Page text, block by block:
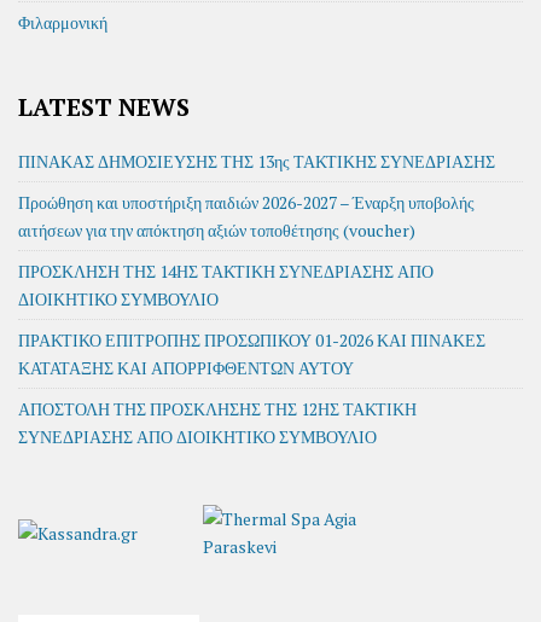
Φιλαρμονική
LATEST NEWS
ΠΙΝΑΚΑΣ ΔΗΜΟΣΙΕΥΣΗΣ ΤΗΣ 13ης ΤΑΚΤΙΚΗΣ ΣΥΝΕΔΡΙΑΣΗΣ
Προώθηση και υποστήριξη παιδιών 2026-2027 – Έναρξη υποβολής
αιτήσεων για την απόκτηση αξιών τοποθέτησης (voucher)
ΠΡΟΣΚΛΗΣΗ ΤΗΣ 14ΗΣ ΤΑΚΤΙΚΗ ΣΥΝΕΔΡΙΑΣΗΣ ΑΠΟ
ΔΙΟΙΚΗΤΙΚΟ ΣΥΜΒΟΥΛΙΟ
ΠΡΑΚΤΙΚΟ ΕΠΙΤΡΟΠΗΣ ΠΡΟΣΩΠΙΚΟΥ 01-2026 ΚΑΙ ΠΙΝΑΚΕΣ
ΚΑΤΑΤΑΞΗΣ ΚΑΙ ΑΠΟΡΡΙΦΘΕΝΤΩΝ ΑΥΤΟΥ
ΑΠΟΣΤΟΛΗ ΤΗΣ ΠΡΟΣΚΛΗΣΗΣ ΤΗΣ 12ΗΣ ΤΑΚΤΙΚΗ
ΣΥΝΕΔΡΙΑΣΗΣ ΑΠΟ ΔΙΟΙΚΗΤΙΚΟ ΣΥΜΒΟΥΛΙΟ